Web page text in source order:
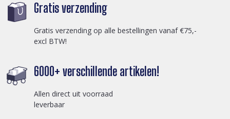
Gratis verzending
Gratis verzending op alle bestellingen vanaf €75,-
excl BTW!
6000+ verschillende artikelen!
Allen direct uit voorraad
leverbaar